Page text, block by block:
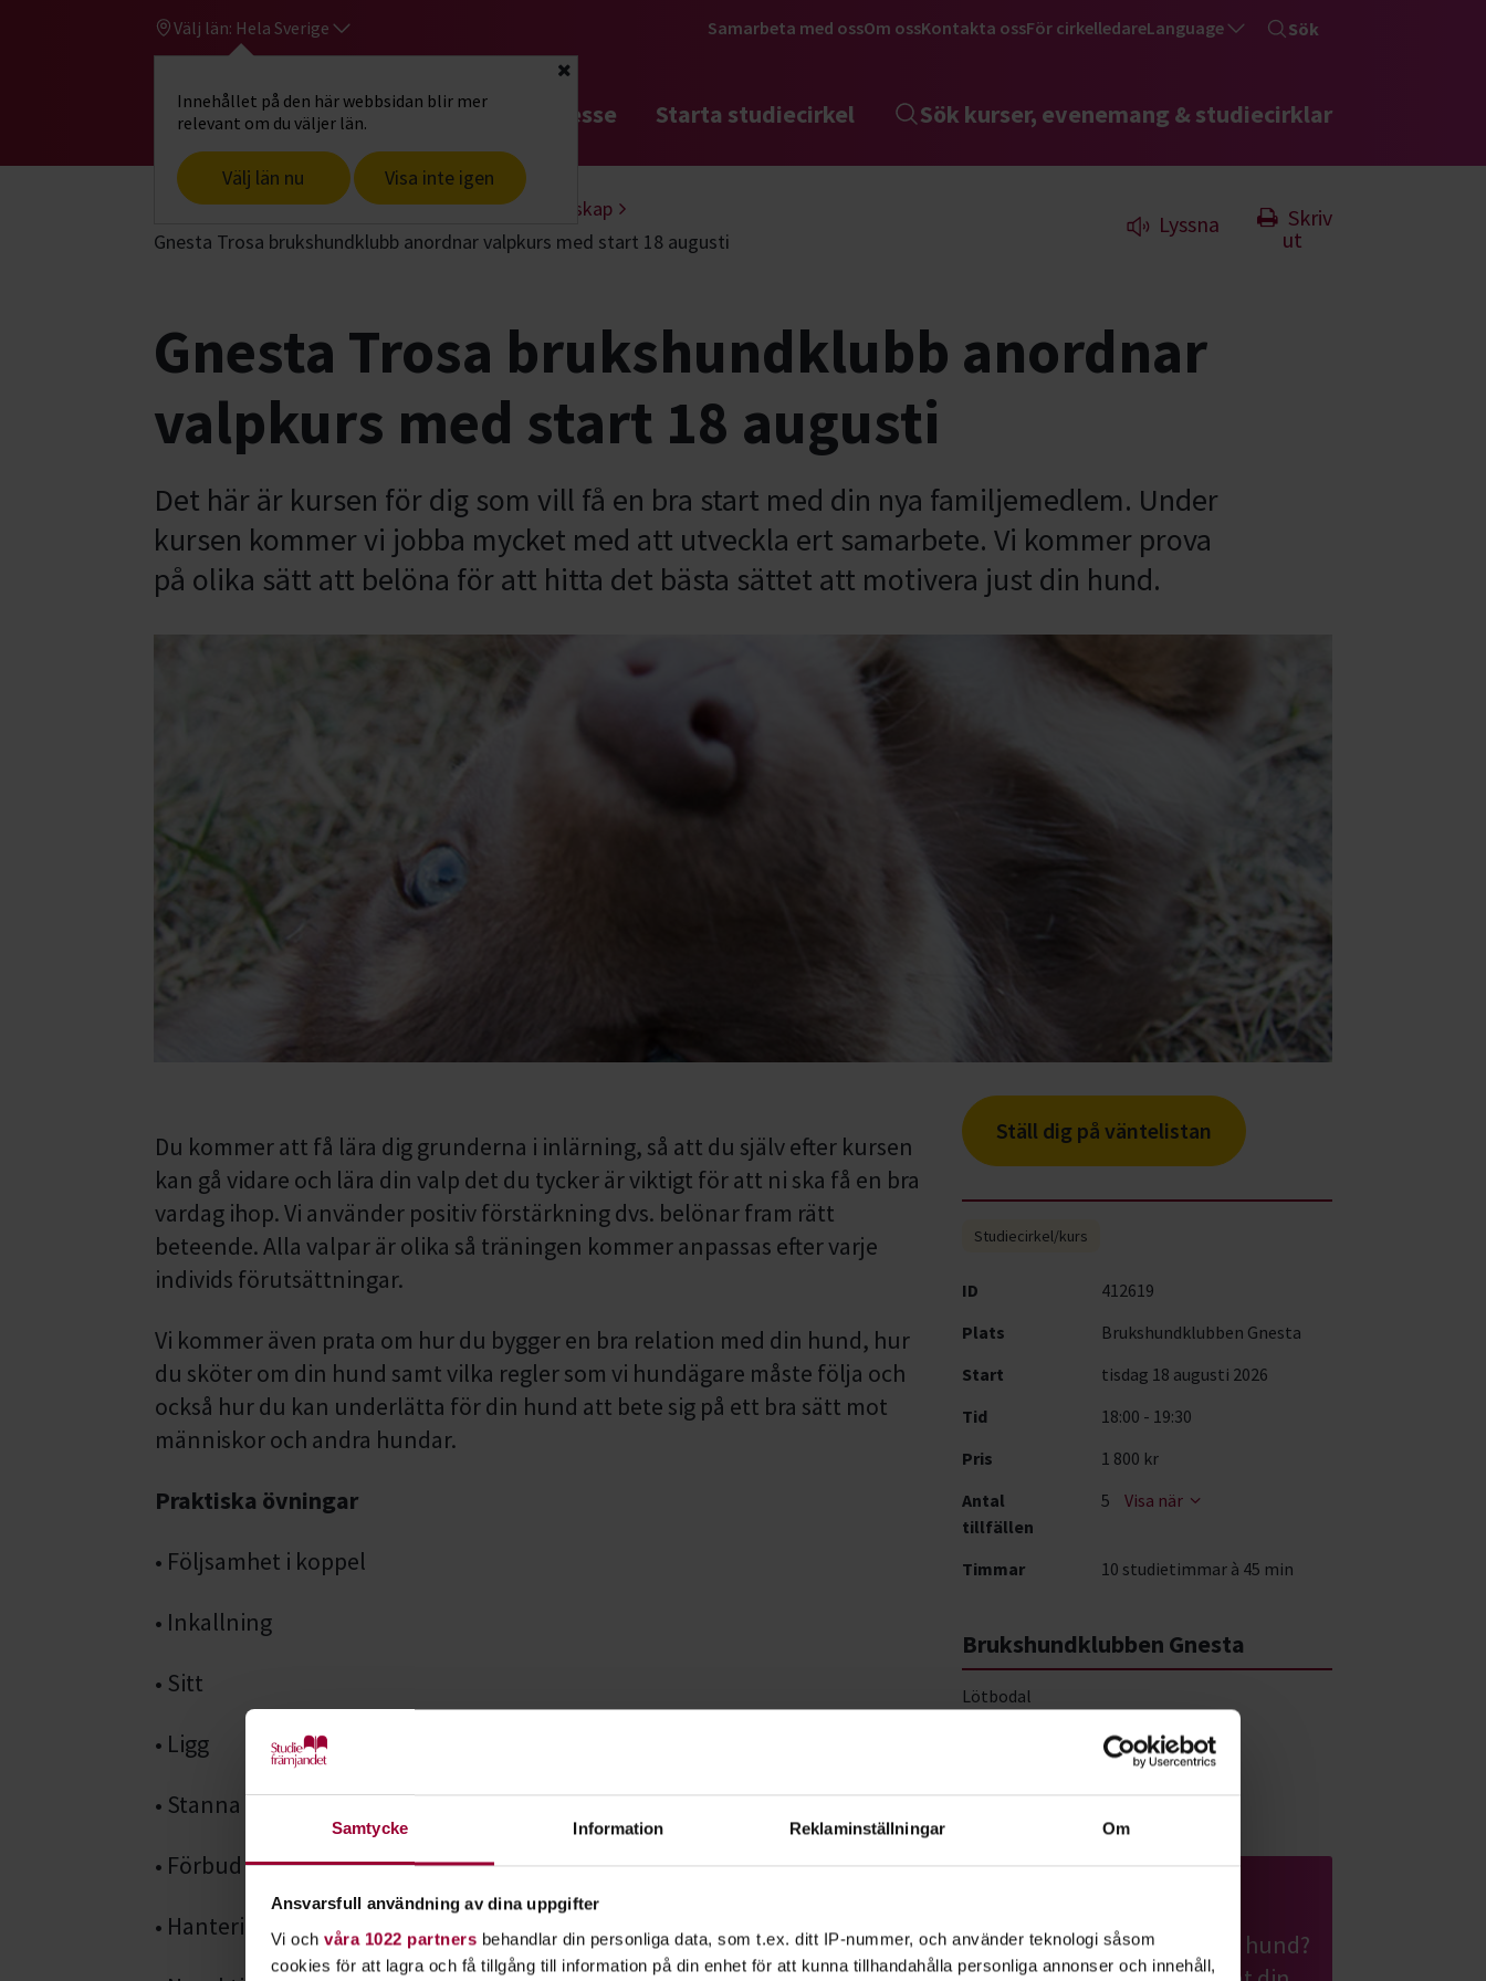
Samtycke Information Reklaminställningar Om
Ansvarsfull användning av dina uppgifter
Vi och våra 1022 partners behandlar din personliga data, som t.ex. ditt IP-nummer, och använder teknologi såsom
cookies för att lagra och få tillgång till information på din enhet för att kunna tillhandahålla personliga annonser och innehåll,
Välj län: Hela Sverige
Innehållet på den här webbsidan blir mer
relevant om du väljer län.
Välj län nu Visa inte igen
Stäng
Samarbeta med ossOm ossKontakta ossFör cirkelledareLanguage Sök
Gå till studiefrämjandets startsidaHitta intresse Starta studiecirkel Sök kurser, evenemang & studiecirklar
Start Hitta intresse Hund & husdjur
Valpkunskap
Gnesta Trosa brukshundklubb anordnar valpkurs med start 18 augusti
Lyssna
Skriv
ut
Gnesta Trosa brukshundklubb anordnar
valpkurs med start 18 augusti
Det här är kursen för dig som vill få en bra start med din nya familjemedlem. Under
kursen kommer vi jobba mycket med att utveckla ert samarbete. Vi kommer prova
på olika sätt att belöna för att hitta det bästa sättet att motivera just din hund.
Du kommer att få lära dig grunderna i inlärning, så att du själv efter kursen
kan gå vidare och lära din valp det du tycker är viktigt för att ni ska få en bra
vardag ihop. Vi använder positiv förstärkning dvs. belönar fram rätt
beteende. Alla valpar är olika så träningen kommer anpassas efter varje
individs förutsättningar.
Vi kommer även prata om hur du bygger en bra relation med din hund, hur
du sköter om din hund samt vilka regler som vi hundägare måste följa och
också hur du kan underlätta för din hund att bete sig på ett bra sätt mot
människor och andra hundar.
Praktiska övningar
• Följsamhet i koppel
• Inkallning
• Sitt
• Ligg
• Stanna kvar
• Förbud
• Hantering
Ställ dig på väntelistan
Studiecirkel/kurs
ID
412619
Plats
Brukshundklubben Gnesta
Start
tisdag 18 augusti 2026
Tid
18:00 - 19:30
Pris
1 800 kr
Antal
tillfällen
5 Visa när
Timmar 10 studietimmar à 45 min
Brukshundklubben Gnesta
Lötbodal
Funderar du på att skaffa hund?